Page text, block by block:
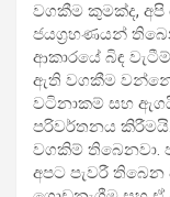
වගකීම කුමක්ද,
ජයග්‍රහණයන්
ආකාරයේ බිඳ
ඇති වගකීම වන්නේ
වටිනාකම් සහ
පරිවර්තනය
වගකිම් තිබෙනවා.
අපට පැවරී